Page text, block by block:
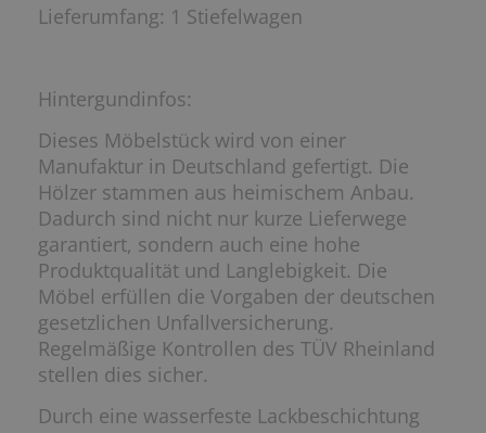
Lieferumfang: 1 Stiefelwagen
Hintergundinfos:
Dieses Möbelstück wird von einer
Manufaktur in Deutschland gefertigt. Die
Hölzer stammen aus heimischem Anbau.
Dadurch sind nicht nur kurze Lieferwege
garantiert, sondern auch eine hohe
Produktqualität und Langlebigkeit. Die
Möbel erfüllen die Vorgaben der deutschen
gesetzlichen Unfallversicherung.
Regelmäßige Kontrollen des TÜV Rheinland
stellen dies sicher.
Durch eine wasserfeste Lackbeschichtung